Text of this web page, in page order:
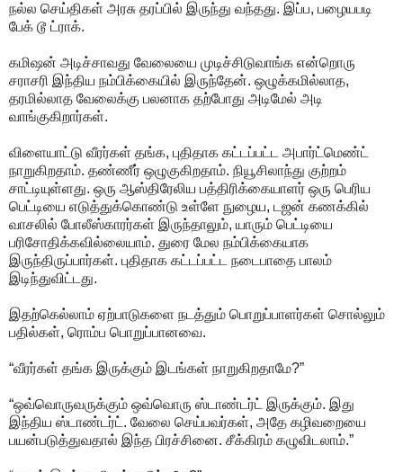
நல்ல செய்திகள் அரசு தரப்பில் இருந்து வந்தது. இப்ப, பழையபடி
பேக் டூ ட்ராக்.
கமிஷன் அடிச்சாவது வேலையை முடிச்சிடுவாங்க என்றொரு
சராசரி இந்திய நம்பிக்கையில் இருந்தேன். ஒழுக்கமில்லாத,
தரமில்லாத வேலைக்கு பலனாக தற்போது அடிமேல் அடி
வாங்குகிறார்கள்.
விளையாட்டு வீரர்கள் தங்க, புதிதாக கட்டப்பட்ட அபார்ட்மெண்ட்
நாறுகிறதாம். தண்ணீர் ஒழுகுகிறதாம். நியூசிலாந்து குற்றம்
சாட்டியுள்ளது. ஒரு ஆஸ்திரேலிய பத்திரிக்கையாளர் ஒரு பெரிய
பெட்டியை எடுத்துக்கொண்டு உள்ளே நுழைய, டஜன் கணக்கில்
வாசலில் போலீஸ்காரர்கள் இருந்தாலும், யாரும் பெட்டியை
பரிசோதிக்கவில்லையாம். துரை மேல நம்பிக்கையாக
இருந்திருப்பார்கள். புதிதாக கட்டப்பட்ட நடைபாதை பாலம்
இடிந்துவிட்டது.
இதற்கெல்லாம் ஏற்பாடுகளை நடத்தும் பொறுப்பாளர்கள் சொல்லும்
பதில்கள், ரொம்ப பொறுப்பானவை.
“வீரர்கள் தங்க இருக்கும் இடங்கள் நாறுகிறதாமே?”
“ஒவ்வொருவருக்கும் ஒவ்வொரு ஸ்டாண்டர்ட் இருக்கும். இது
இந்திய ஸ்டாண்டர்ட். வேலை செய்பவர்கள், அதே கழிவறையை
பயன்படுத்துவதால் இந்த பிரச்சினை. சீக்கிரம் கழுவிடலாம்.”